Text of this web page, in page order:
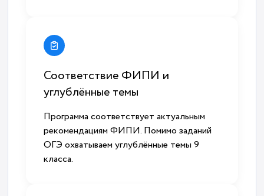
Соответствие ФИПИ и
углублённые темы
Программа соответствует актуальным
рекомендациям ФИПИ. Помимо заданий
ОГЭ охватываем углублённые темы 9
класса.